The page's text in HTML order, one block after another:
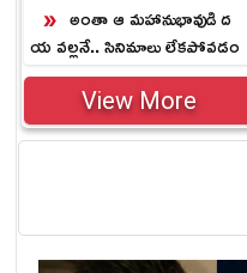
అంతా ఆ మహానుభావుడి ద
య వల్లనే.. సినిమాలు లేకపోవడం
పై సురేష్ కీలక వ్యాఖ్యలు
View More